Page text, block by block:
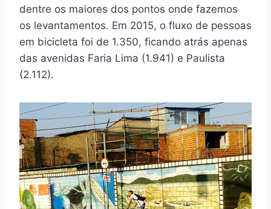
dentre os maiores dos pontos onde fazemos
os levantamentos. Em 2015, o fluxo de pessoas
em bicicleta foi de 1.350, ficando atrás apenas
das avenidas Faria Lima (1.941) e Paulista
(2.112).